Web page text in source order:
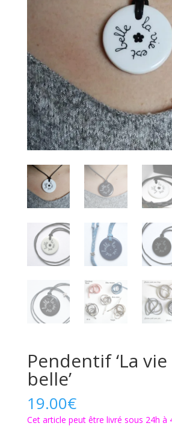
Pendentif ‘La
belle’
19.00€
Cet article peut être livré sous 24h à